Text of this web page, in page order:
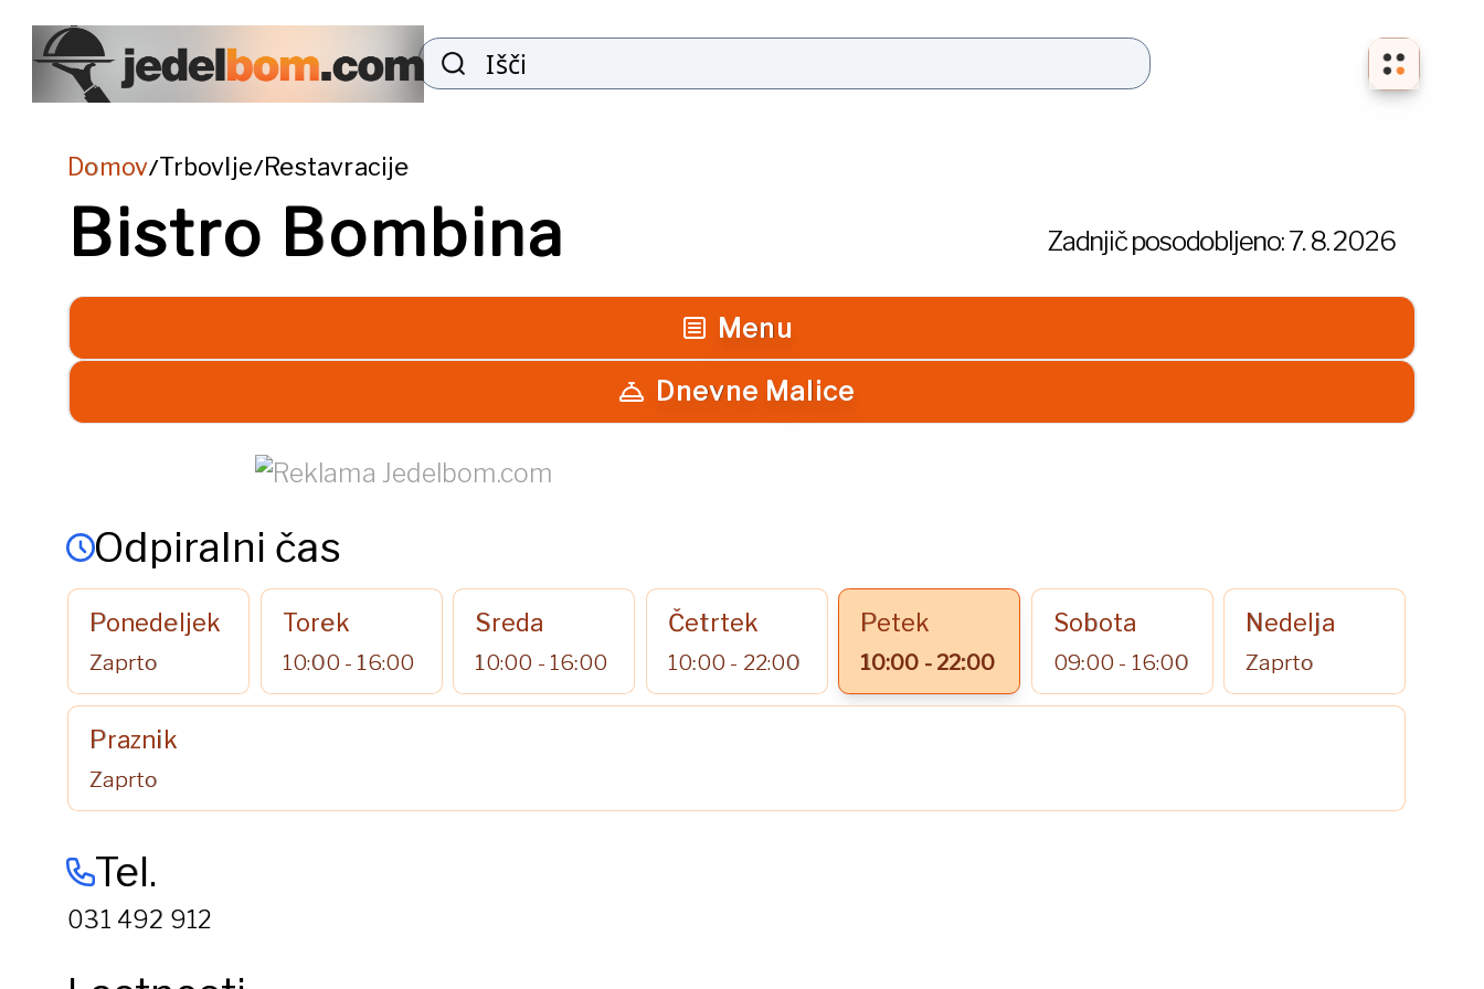
Išči
Domov/Trbovlje/Restavracije
Bistro Bombina Zadnjič posodobljeno:7. 8. 2026
Menu
Dnevne Malice
Odpiralni čas
Ponedeljek
Zaprto
Torek
10:00 - 16:00
Sreda
10:00 - 16:00
Četrtek
10:00 - 22:00
Petek
10:00 - 22:00
Sobota
09:00 - 16:00
Nedelja
Zaprto
Praznik
Zaprto
Tel.
031 492 912